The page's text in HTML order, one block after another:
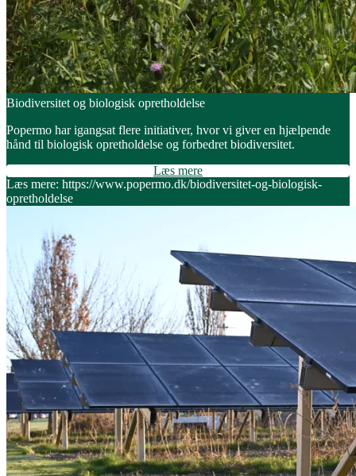
Biodiversitet og biologisk opretholdelse
Popermo har igangsat flere initiativer, hvor vi giver en hjælpende
hånd til biologisk opretholdelse og forbedret biodiversitet.
Læs mere
Læs mere: https://www.popermo.dk/biodiversitet-og-biologisk-
opretholdelse